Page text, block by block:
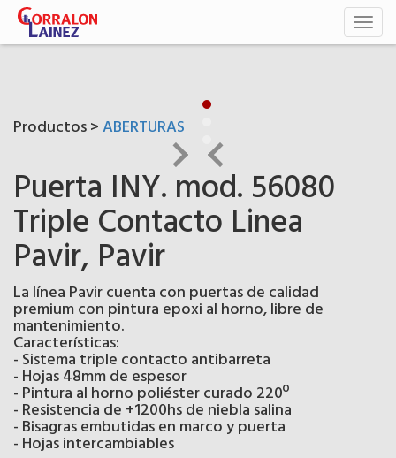
Productos >ABERTURAS
Puerta INY. mod. 56080
Triple Contacto Linea
Pavir, Pavir
La línea Pavir cuenta con puertas de calidad
premium con pintura epoxi al horno, libre de
mantenimiento.
Características:
- Sistema triple contacto antibarreta
- Hojas 48mm de espesor
- Pintura al horno poliéster curado 220º
- Resistencia de +1200hs de niebla salina
- Bisagras embutidas en marco y puerta
- Hojas intercambiables